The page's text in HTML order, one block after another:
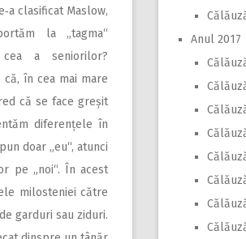
clasificat Maslow,
la „tagma“
a seniorilor?
în cea mai mare
că se face greșit
diferențele în
doar „eu“, atunci
pe „noi“. În acest
milosteniei către
garduri sau ziduri.
Anul 2017